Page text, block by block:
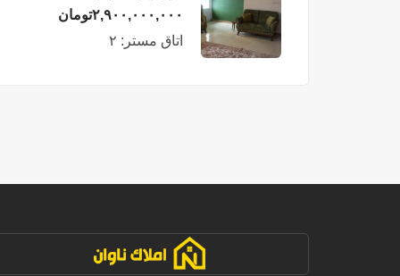
چهارم در فریدونکنار
۲,۹۰۰,۰۰۰,۰۰۰تومان
اتاق مستر: ۲